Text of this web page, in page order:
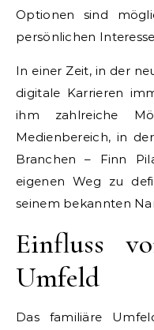
Optionen sind
persönlichen
In einer Zeit, in der
digitale Karrieren
ihm zahlreiche
Medienbereich, in
Branchen – Finn
eigenen Weg zu
seinem bekannten
Einfluss
Umfeld
Das familiäre